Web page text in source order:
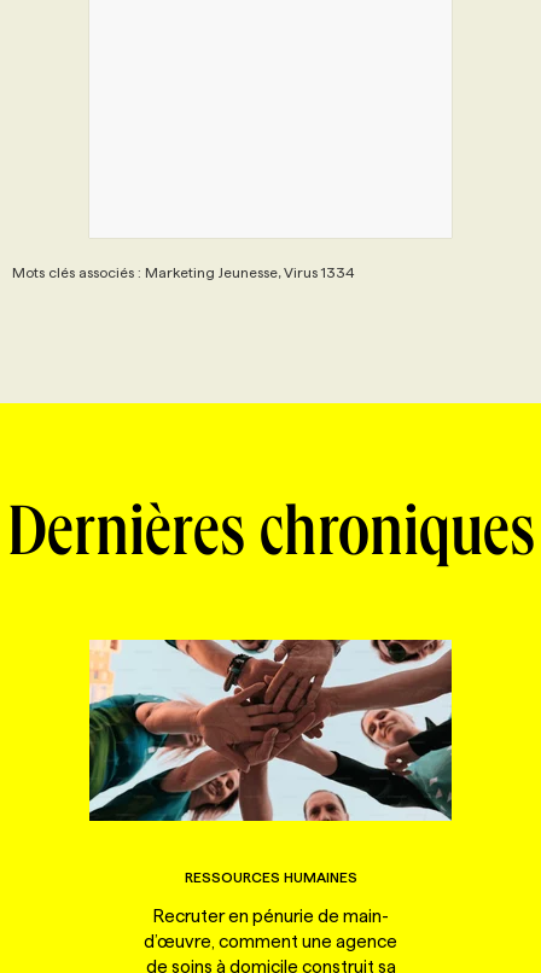
Mots clés associés : Marketing Jeunesse, Virus 1334
Dernières chroniques
RESSOURCES HUMAINES
Recruter en pénurie de main-
d’œuvre, comment une agence
de soins à domicile construit sa